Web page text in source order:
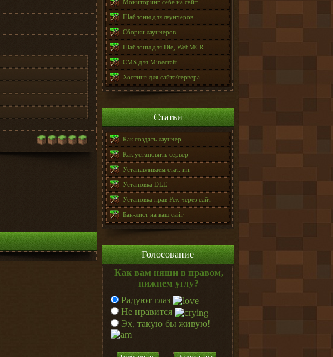
Мониторинг себе на сайт
Шаблоны для лаунчеров
Сборки лаунчеров
Шаблоны для Dle, WebMCR
CMS для Minecraft
Хостинг для сайта/сервера
Статьи
Как создать лаунчер
Как установить сервер
Устанавливаем стат. ип
Установка DLE
Установка прав Pex через сайт
Бан-лист на ваш сайт
Голосование
Как вам няши в правом,
нижнем углу?
Радуют глаз
Не нравится
Эх, такую бы живую!